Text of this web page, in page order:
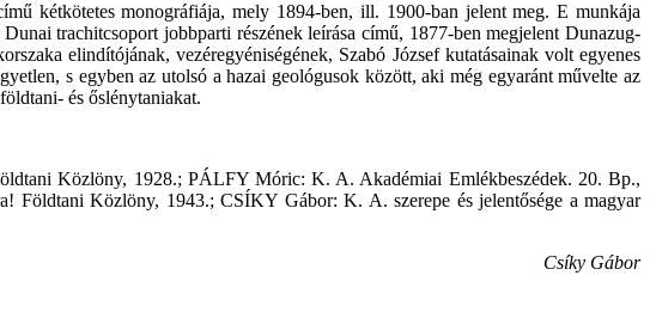
kétkötetes monográfiája, mely 1894-ben, ill. 1900-ban jelent meg. E munkája
trachitcsoport jobbparti részének leírása című, 1877-ben megjelent Dunazug-
elindítójának, vezéregyéniségének, Szabó József kutatásainak volt egyenes
s egyben az utolsó a hazai geológusok között, aki még egyaránt művelte az
és őslénytaniakat.
Közlöny, 1928.; PÁLFY Móric: K. A. Akadémiai Emlékbeszédek. 20. Bp.,
Közlöny, 1943.; CSÍKY Gábor: K. A. szerepe és jelentősége a magyar
Csíky Gábor